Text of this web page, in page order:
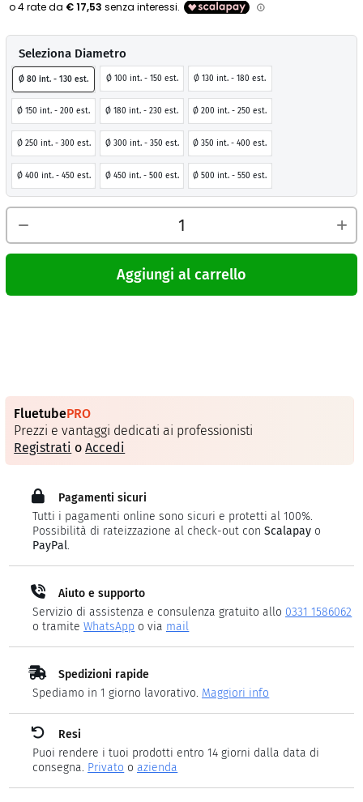
Seleziona Diametro
Ø 80 int. - 130 est. Ø 100 int. - 150 est. Ø 130 int. - 180 est.
Ø 150 int. - 200 est. Ø 180 int. - 230 est. Ø 200 int. - 250 est.
Ø 250 int. - 300 est. Ø 300 int. - 350 est. Ø 350 int. - 400 est.
Ø 400 int. - 450 est. Ø 450 int. - 500 est. Ø 500 int. - 550 est.
Aggiungi al carrello
FluetubePRO
Prezzi e vantaggi dedicati ai professionisti
Registrati oAccedi
Pagamenti sicuri
Tutti i pagamenti online sono sicuri e protetti al 100%.
Possibilità di rateizzazione al check-out conScalapay o
PayPal.
Aiuto e supporto
Servizio di assistenza e consulenza gratuito allo 0331 1586062
o tramiteWhatsApp o via mail
Spedizioni rapide
Spediamo in 1 giorno lavorativo. Maggiori info
Resi
Puoi rendere i tuoi prodotti entro 14 giorni dalla data di
consegna. Privato oazienda